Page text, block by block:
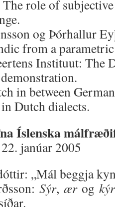
role of
og Þórhallur
from a
Instituut: The
in between
Dutch dialects.
Íslenska
janúar 2005
„Mál beggja
Sýr, ærog kýr